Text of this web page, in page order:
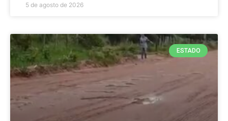
5 de agosto de 2026
ESTADO